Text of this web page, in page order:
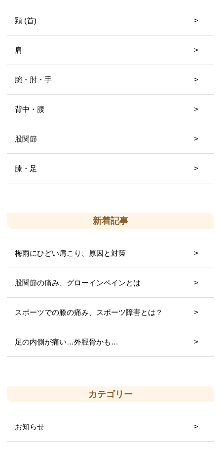
頚 (首)
肩
腕・肘・手
背中・腰
股関節
膝・足
新着記事
梅雨にひどい肩こり、原因と対策
股関節の痛み、グローインペインとは
スポーツでの膝の痛み、スポーツ障害とは？
足の内側が痛い…外脛骨かも…
カテゴリー
お知らせ